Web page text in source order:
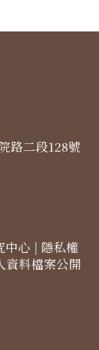
路二段128號
中心 | 隱私權
資料檔案公開